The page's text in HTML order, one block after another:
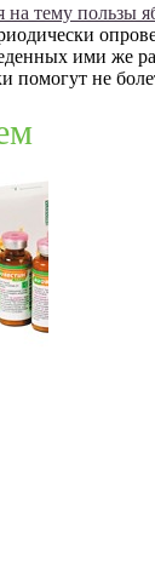
тему пользы
ими же
помогут не